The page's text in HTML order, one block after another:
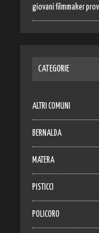
giovani filmmaker
CATEGORIE
ALTRI COMUNI
BERNALDA
MATERA
PISTICCI
POLICORO